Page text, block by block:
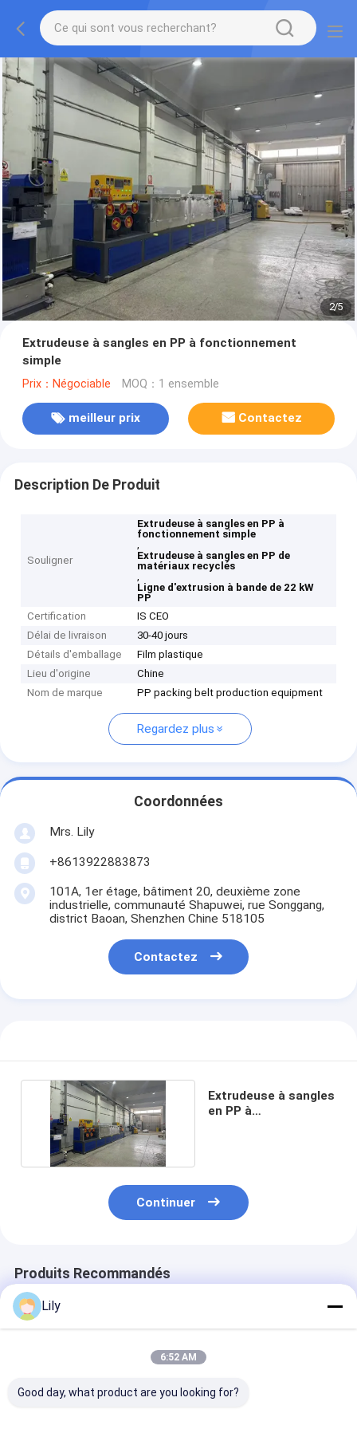
2/5
Extrudeuse à sangles en PP à fonctionnement
simple
Prix：Négociable MOQ：1 ensemble
meilleur prix Contactez
Description De Produit
Souligner
Extrudeuse à sangles en PP à
fonctionnement simple
,
Extrudeuse à sangles en PP de
matériaux recyclés
,
Ligne d'extrusion à bande de 22 kW
PP
Certification
IS CEO
Délai de livraison
30-40 jours
Détails d'emballage
Film plastique
Lieu d'origine
Chine
Nom de marque
PP packing belt production equipment
Regardez plus
Coordonnées
Mrs. Lily
+8613922883873
101A, 1er étage, bâtiment 20, deuxième zone
industrielle, communauté Shapuwei, rue Songgang,
district Baoan, Shenzhen Chine 518105
Contactez
Extrudeuse à sangles
en PP à
Continuer
Produits Recommandés
Lily
6:52 AM
Good day, what product are you looking for?